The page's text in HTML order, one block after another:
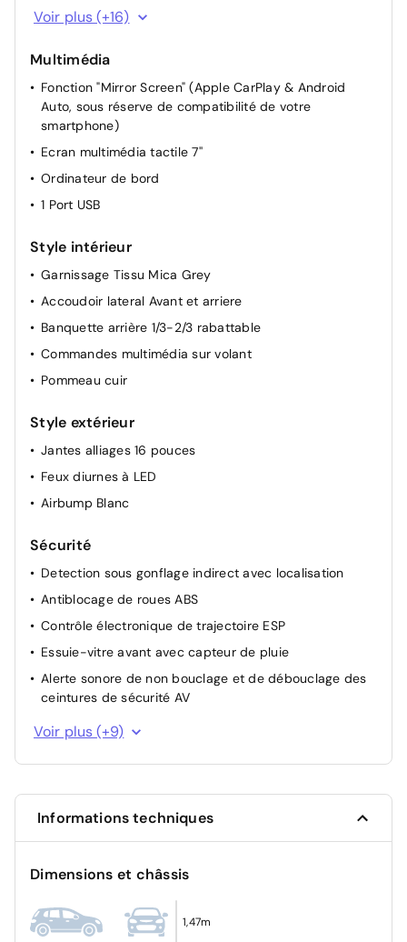
Direction Assistée électrique
Appui-tête AR réglable
Appui-tête AV réglable
Siège passager à réglage mécanique
Commutation automatique des feux de route / feux de
croisement
Condamnation centralisée avec PLIP
Siège conducteur avec réglage manuel en hauteur
Rétroviseurs extérieurs réglables électriquement
Rétroviseur intérieur Jour / Nuit Electrochrome
Rétroviseurs extérieur chauffant
Dossier du siège conducteur inclinable
Lève vitres AV électriques et séquentiels
Siège conducteur réglable en hauteur
Miroir de courtoisie occultable sans éclairage
Voir plus (+16)
Multimédia
Fonction "Mirror Screen" (Apple CarPlay & Android
Auto, sous réserve de compatibilité de votre
smartphone)
Ecran multimédia tactile 7''
Ordinateur de bord
1 Port USB
Style intérieur
Garnissage Tissu Mica Grey
Accoudoir lateral Avant et arriere
Banquette arrière 1/3-2/3 rabattable
Commandes multimédia sur volant
Pommeau cuir
Style extérieur
Jantes alliages 16 pouces
Feux diurnes à LED
Airbump Blanc
Sécurité
Detection sous gonflage indirect avec localisation
Antiblocage de roues ABS
Contrôle électronique de trajectoire ESP
Essuie-vitre avant avec capteur de pluie
Alerte sonore de non bouclage et de débouclage des
ceintures de sécurité AV
Sécurité enfant à l'arrière manuel
Airbag passager avant déconnectable manuellement
Système d'appel d'urgence SOS
Airbags frontaux AV, latéraux AV et rideaux
Kit anti-crevaison
Voir plus (+9)
Informations techniques
Dimensions et châssis
1,47m